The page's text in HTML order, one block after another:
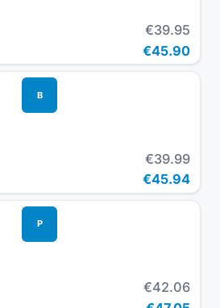
€39.95
€45.90
B
€39.99
€45.94
P
€42.06